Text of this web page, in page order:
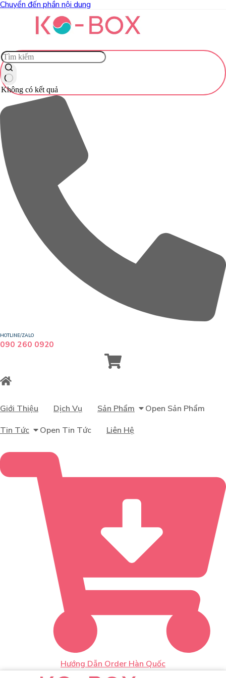
Chuyển đến phần nội dung
Không có kết quả
HOTLINE/ZALO
090 260 0920
Giới Thiệu Dịch Vụ Sản Phẩm
Open Sản Phẩm
Tin Tức
Open Tin Tức Liên Hệ
Hướng Dẫn Order Hàn Quốc